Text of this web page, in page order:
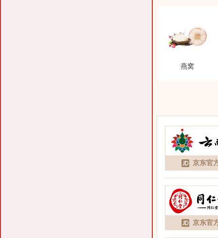
燕窝
京东官
京东官